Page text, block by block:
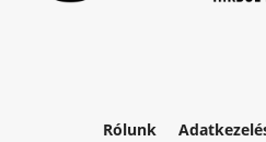
Rólunk